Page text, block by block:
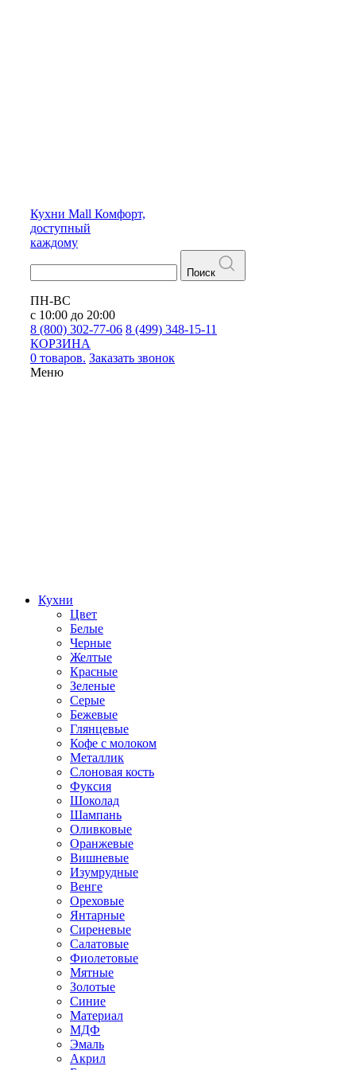
Кухни Mall Комфорт,
доступный
каждому
Поиск
ПН-ВС
с 10:00 до 20:00
8 (800) 302-77-06 8 (499) 348-15-11
КОРЗИНА
0 товаров. Заказать звонок
Меню
Кухни
Цвет
Белые
Черные
Желтые
Красные
Зеленые
Серые
Бежевые
Глянцевые
Кофе с молоком
Металлик
Слоновая кость
Фуксия
Шоколад
Шампань
Оливковые
Оранжевые
Вишневые
Изумрудные
Венге
Ореховые
Янтарные
Сиреневые
Салатовые
Фиолетовые
Мятные
Золотые
Синие
Материал
МДФ
Эмаль
Акрил